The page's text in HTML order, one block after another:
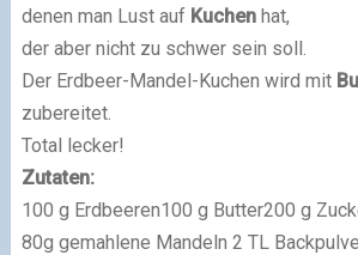
denen man Lust auf Kuchenhat,
der aber nicht zu schwer sein soll.
Der Erdbeer-Mandel-Kuchen wird mit
zubereitet.
Total lecker!
Zutaten:
100 g Erdbeeren100 g Butter200 g
80g gemahlene Mandeln 2 TL